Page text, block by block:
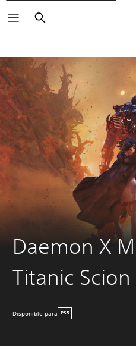
Buscar
Daemon X
Titanic Scion
Disponible para PS5